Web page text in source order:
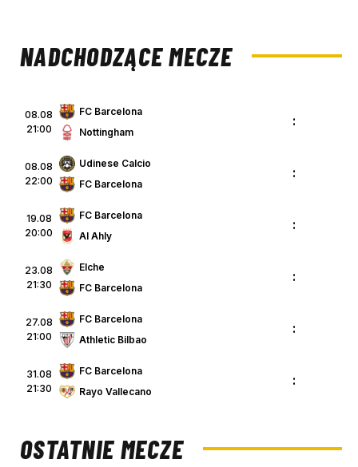
NADCHODZĄCE MECZE
08.08
21:00
FC Barcelona
Nottingham
:
08.08
22:00
Udinese Calcio
FC Barcelona
:
19.08
20:00
FC Barcelona
Al Ahly
:
23.08
21:30
Elche
FC Barcelona
:
27.08
21:00
FC Barcelona
Athletic Bilbao
:
31.08
21:30
FC Barcelona
Rayo Vallecano
:
OSTATNIE MECZE